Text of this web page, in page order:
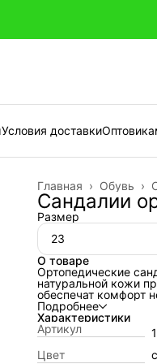
Условия доставки
Обувь ›
Главная ›
Сандалии
Размер
23
О товаре
Ортопедические
натуральной кожи
обеспечат комфорт
стелька с активным
термопластичный
липучка Велкро
ножки, поэтому наши
ножки. Умерено-
Подробнее
Характеристики
Артикул
Цвет